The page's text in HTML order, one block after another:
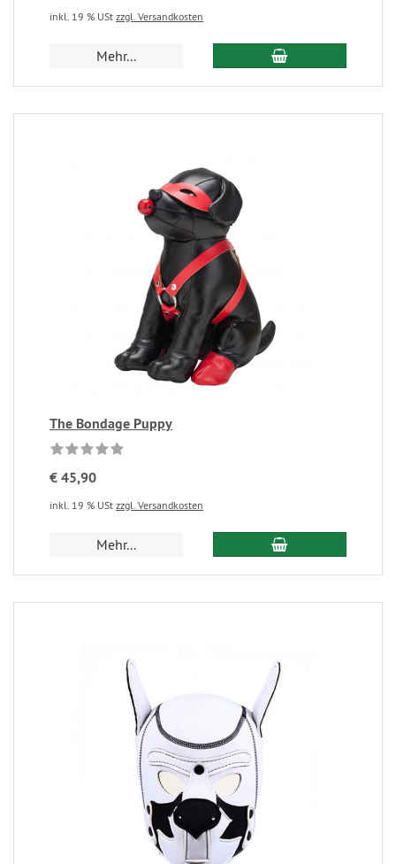
inkl. 19 % USt zzgl. Versandkosten
Mehr...
The Bondage Puppy
€ 45,90
inkl. 19 % USt zzgl. Versandkosten
Mehr...